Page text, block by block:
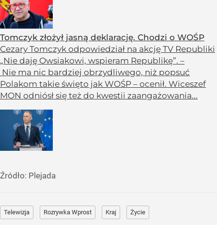
Tomczyk złożył jasną deklarację. Chodzi o WOŚP
Cezary Tomczyk odpowiedział na akcję TV Republiki
„Nie daję Owsiakowi, wspieram Republikę”. –
Nie ma nic bardziej obrzydliwego, niż popsuć
Polakom takie święto jak WOŚP – ocenił. Wiceszef
MON odniósł się też do kwestii zaangażowania...
Źródło: Plejada
Telewizja Rozrywka Wprost Kraj Życie